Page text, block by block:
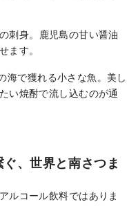
刺身。鹿児島の甘い醤油
ます。
海で獲れる小さな魚。美し
い焼酎で流し込むのが通
、世界と南さつま
ルコール飲料ではありま